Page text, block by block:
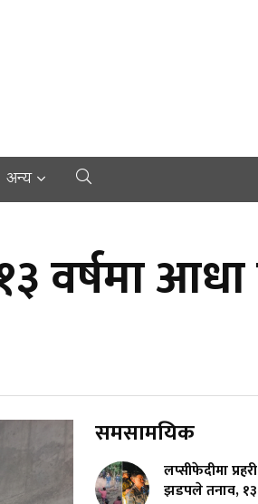
अन्य
वर्षमा
समसामयिक
लप्सीफेदीमा
झडपले तनाव, १३